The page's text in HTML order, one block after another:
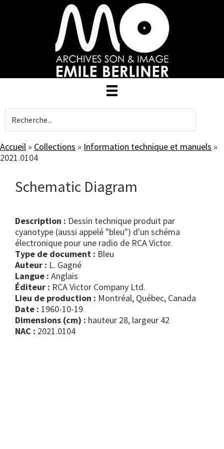
Accueil » Collections » Information technique et manuels »
2021.0104
Schematic Diagram
Description : Dessin technique produit par
cyanotype (aussi appelé "bleu") d'un schéma
électronique pour une radio de RCA Victor.
Type de document :
bleu
Auteur : L. Gagné
Langue : Anglais
Éditeur : RCA Victor Company Ltd.
Lieu de production : Montréal, Québec, Canada
Date : 1960-10-19
Dimensions (cm) : hauteur 28, largeur 42
NAC : 2021.0104